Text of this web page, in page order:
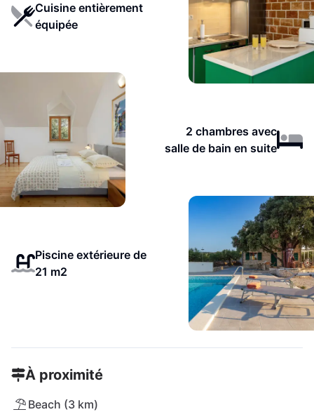
Cuisine entièrement
équipée
2 chambres avec
salle de bain en suite
Piscine extérieure de
21 m2
À proximité
Beach (3 km)